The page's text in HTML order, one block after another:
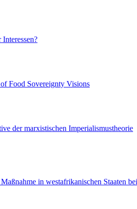
Food Sovereignty Visions
der marxistischen Imperialismustheorie
in westafrikanischen Staaten